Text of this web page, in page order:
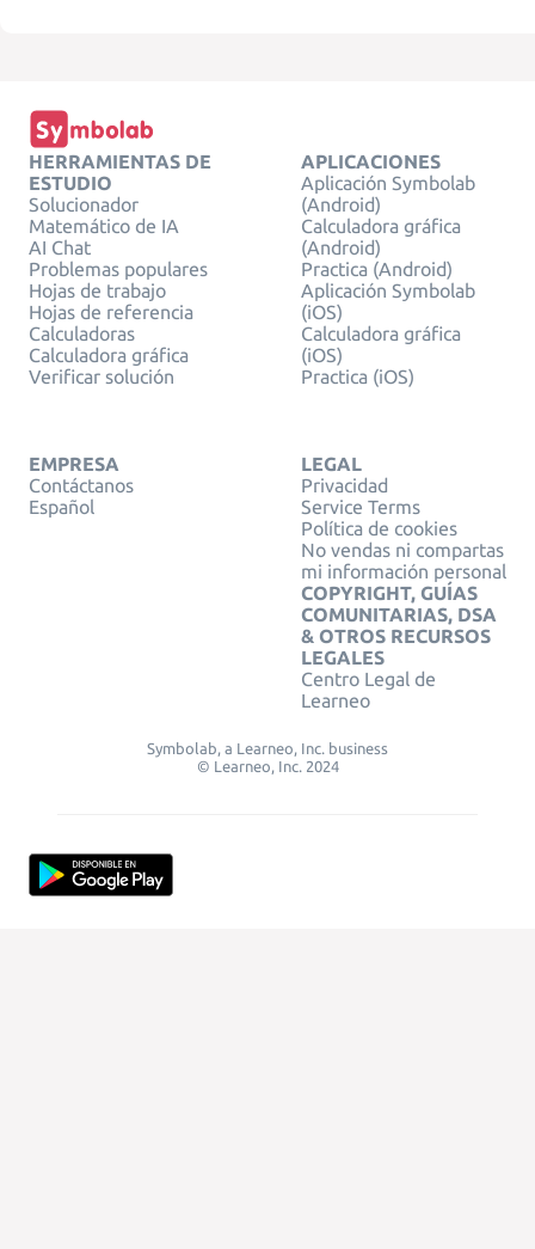
HERRAMIENTAS DE
ESTUDIO
Solucionador
Matemático de IA
AI Chat
Problemas populares
Hojas de trabajo
Hojas de referencia
Calculadoras
Calculadora gráfica
Verificar solución
APLICACIONES
Aplicación Symbolab
(Android)
Calculadora gráfica
(Android)
Practica (Android)
Aplicación Symbolab
(iOS)
Calculadora gráfica
(iOS)
Practica (iOS)
EMPRESA
Contáctanos
Español
LEGAL
Privacidad
Service Terms
Política de cookies
No vendas ni compartas
mi información personal
COPYRIGHT, GUÍAS
COMUNITARIAS, DSA
& OTROS RECURSOS
LEGALES
Centro Legal de
Learneo
Symbolab, a Learneo, Inc. business
© Learneo, Inc. 2024